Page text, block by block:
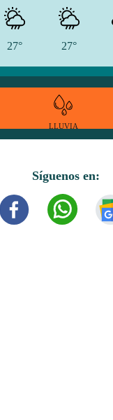
27° 27°
LLUVIA
Síguenos en: